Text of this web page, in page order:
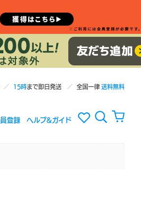
15時まで即日発送 全国一律送料無料
登録 ヘルプ&ガイド